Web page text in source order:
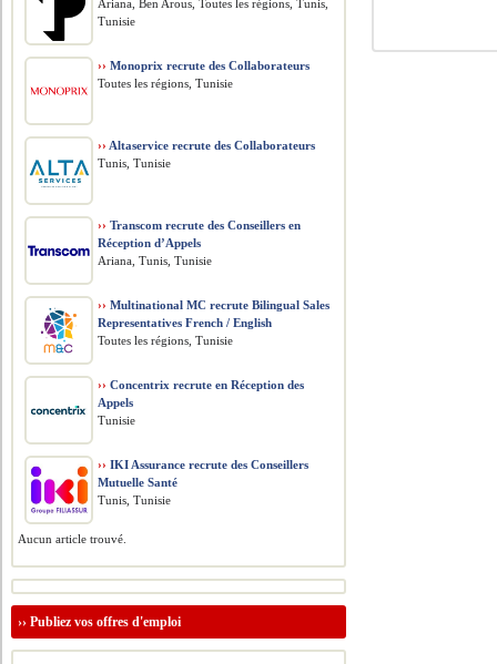
Ariana, Ben Arous, Toutes les régions, Tunis,
Tunisie
›› Monoprix recrute des Collaborateurs
Toutes les régions, Tunisie
›› Altaservice recrute des Collaborateurs
Tunis, Tunisie
›› Transcom recrute des Conseillers en
Réception d’Appels
Ariana, Tunis, Tunisie
›› Multinational MC recrute Bilingual Sales
Representatives French / English
Toutes les régions, Tunisie
›› Concentrix recrute en Réception des
Appels
Tunisie
›› IKI Assurance recrute des Conseillers
Mutuelle Santé
Tunis, Tunisie
Aucun article trouvé.
››Publiez vos offres d'emploi